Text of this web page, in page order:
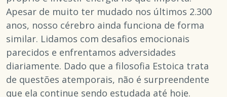
Apesar de muito ter mudado nos últimos 2.300
anos, nosso cérebro ainda funciona de forma
similar. Lidamos com desafios emocionais
parecidos e enfrentamos adversidades
diariamente. Dado que a filosofia Estoica trata
de questões atemporais, não é surpreendente
que ela continue sendo estudada até hoje.